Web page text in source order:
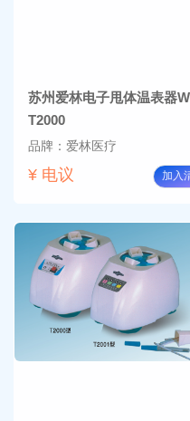
苏州爱林电子甩体温表器
T2000
品牌：爱林医疗
¥ 电议 加入